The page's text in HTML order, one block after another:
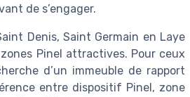
de s’engager.
Denis, Saint Germain en Laye
Pinel attractives. Pour ceux
d’un immeuble de rapport
entre dispositif Pinel, zone